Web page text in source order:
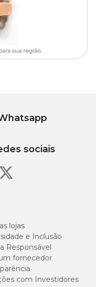
lojas
e Inclusão
Responsável
fornecedor
com Investidores
sociais